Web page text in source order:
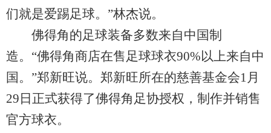
们就是爱踢足球。”林杰说。
佛得角的足球装备多数来自中国制
造。“佛得角商店在售足球球衣90%以上来自中
国。”郑新旺说。郑新旺所在的慈善基金会1月
29日正式获得了佛得角足协授权，制作并销售
官方球衣。